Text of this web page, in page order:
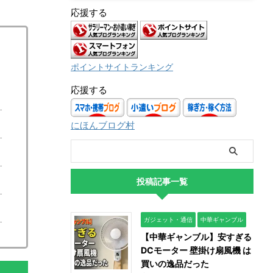
応援する
ポイントサイトランキング
応援する
にほんブログ村
投稿記事一覧
ガジェット・通信 中華ギャンブル
【中華ギャンブル】安すぎる
DCモーター 壁掛け扇風機 は
買いの逸品だった